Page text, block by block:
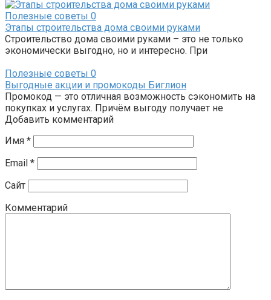
Полезные советы 0
Этапы строительства дома своими руками
Строительство дома своими руками – это не только
экономически выгодно, но и интересно. При
Полезные советы 0
Выгодные акции и промокоды Биглион
Промокод — это отличная возможность сэкономить на
покупках и услугах. Причём выгоду получает не
Добавить комментарий
Имя *
Email *
Сайт
Комментарий